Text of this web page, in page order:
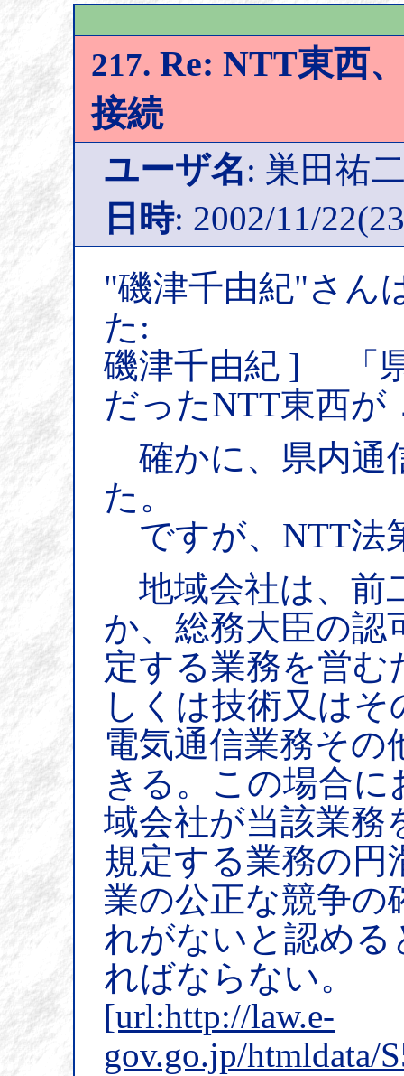
217. Re: NTT東西
接続
ユーザ名: 巣田祐
日時: 2002/11/
"磯津千由紀"さん
た:
磯津千由紀 ] 「
だったNTT東西が
確かに、県内通
た。
ですが、NTT法
地域会社は、前
か、総務大臣の認
定する業務を営
しくは技術又は
電気通信業務そ
きる。この場合
域会社が当該業務
規定する業務の円
業の公正な競争の
れがないと認め
ればならない。
[url:http://law.e-
gov.go.jp/htmldata/